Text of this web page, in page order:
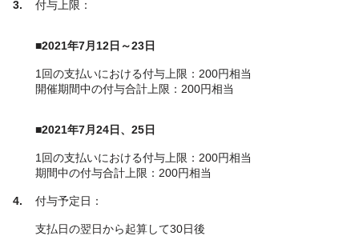
付与上限：
■2021年7月12日～23日
1回の支払いにおける付与上限：200円相当
開催期間中の付与合計上限：200円相当
■2021年7月24日、25日
1回の支払いにおける付与上限：200円相当
期間中の付与合計上限：200円相当
付与予定日：
支払日の翌日から起算して30日後